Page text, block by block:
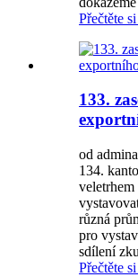
Přečtěte
133.
od
134.
různá
pro
sdílení
Přečtěte